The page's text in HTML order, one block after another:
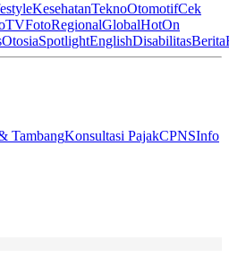
KesehatanTeknoOtomotifCek
TVFotoRegionalGlobalHotOn
OtosiaSpotlightEnglishDisabilitasBerita
TambangKonsultasi PajakCPNSInfo